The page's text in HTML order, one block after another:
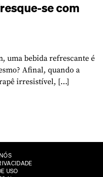
se com
uma bebida refrescante é
Afinal, quando a
irresistível, […]
USO